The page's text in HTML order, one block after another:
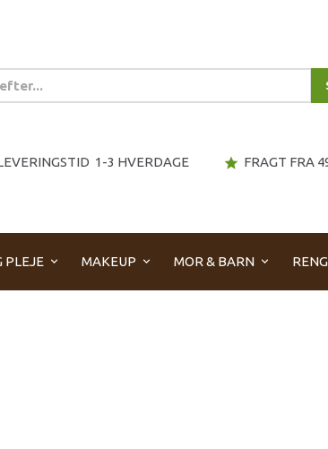
1-3 HVERDAGE star FRAGT FRA
PLEJE MAKEUP MOR & BARN